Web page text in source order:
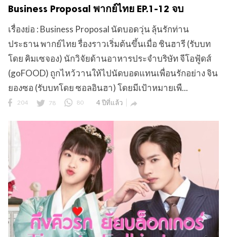
Business Proposal พากย์ไทย EP.1-12 จบ
เรื่องย่อ : Business Proposal นัดบอดวุ่น ลุ้นรักท่าน
ประธาน พากย์ไทย รื่องราวเริ่มต้นขึ้นเมื่อ ชินฮารี (รับบท
โดย คิมเซจอง) นักวิจัยด้านอาหารประจำบริษัท จีโอฟู้ดส์
(goFOOD) ถูกไหว้วานให้ไปนัดบอดแทนเพื่อนรักอย่าง จิน
ยองซอ (รับบทโดย ซอลอินฮา) โดยมีเป้าหมายเพื...
204 78 80 4 ปีที่แล้ว 